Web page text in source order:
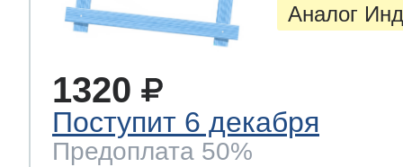
Аналог
1320
Поступит 6 декабря
Предоплата 50%